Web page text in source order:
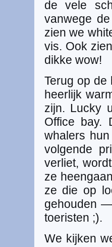
de vele
vanwege
zien we
vis. Ook
dikke wow!
Terug op de
heerlijk
zijn. Lucky
Office bay.
whalers
volgende
verliet,
ze
ze die op
gehouden
toeristen ;).
We kijken